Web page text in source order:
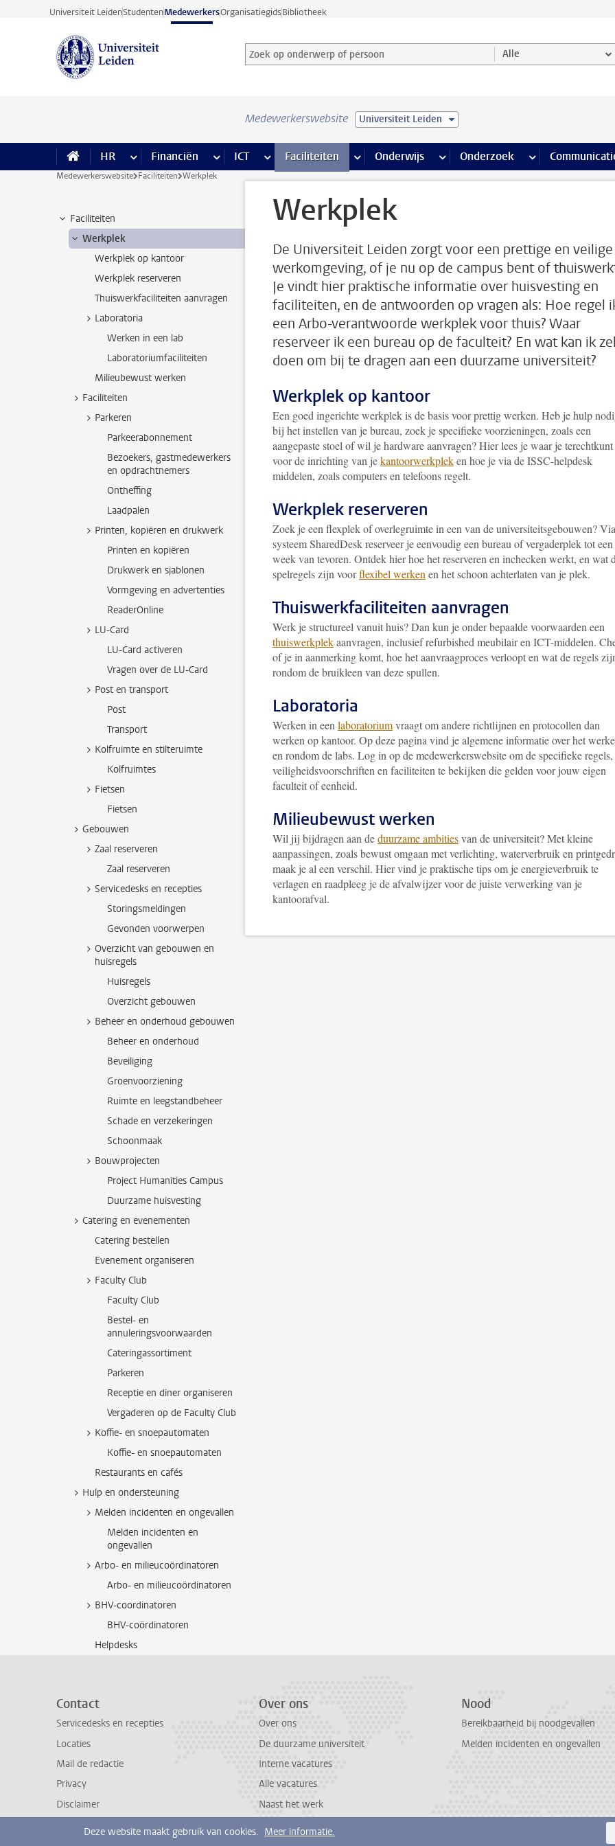
Ga direct naar de inhoud
Universiteit LeidenStudentenMedewerkersOrganisatiegidsBibliotheek
Zoek op onderwerp of persoon en selecteer categorie
Zoekterm Alle
Medewerkerswebsite Universiteit Leiden
HR meer HR pagina’s
Financiën meer Financiën pagina’s
ICT meer ICT pagina’s
Faciliteiten meer Faciliteiten pagina’s
Onderwijs meer Onderwijs pagina’s
Onderzoek meer Onderzoek
Medewerkerswebsite Faciliteiten Werkplek
Faciliteiten
Werkplek
Werkplek op kantoor
Werkplek reserveren
Thuiswerkfaciliteiten aanvragen
Laboratoria
Werken in een lab
Laboratoriumfaciliteiten
Milieubewust werken
Faciliteiten
Parkeren
Parkeerabonnement
Bezoekers, gastmedewerkers
en opdrachtnemers
Ontheffing
Laadpalen
Printen, kopiëren en drukwerk
Printen en kopiëren
Drukwerk en sjablonen
Vormgeving en advertenties
ReaderOnline
LU-Card
LU-Card activeren
Vragen over de LU-Card
Post en transport
Post
Transport
Kolfruimte en stilteruimte
Kolfruimtes
Fietsen
Fietsen
Gebouwen
Zaal reserveren
Zaal reserveren
Servicedesks en recepties
Storingsmeldingen
Gevonden voorwerpen
Overzicht van gebouwen en
huisregels
Huisregels
Overzicht gebouwen
Beheer en onderhoud gebouwen
Beheer en onderhoud
Beveiliging
Groenvoorziening
Ruimte en leegstandbeheer
Schade en verzekeringen
Schoonmaak
Bouwprojecten
Project Humanities Campus
Duurzame huisvesting
Catering en evenementen
Catering bestellen
Evenement organiseren
Faculty Club
Faculty Club
Bestel- en
annuleringsvoorwaarden
Cateringassortiment
Parkeren
Receptie en diner organiseren
Vergaderen op de Faculty Club
Koffie- en snoepautomaten
Koffie- en snoepautomaten
Restaurants en cafés
Hulp en ondersteuning
Melden incidenten en ongevallen
Melden incidenten en
ongevallen
Arbo- en milieucoördinatoren
Arbo- en milieucoördinatoren
BHV-coordinatoren
BHV-coördinatoren
Helpdesks
Werkplek
De Universiteit Leiden zorgt voor een prettige en veilige
werkomgeving, of je nu op de campus bent of
Je vindt hier praktische informatie over huisvesting en
faciliteiten, en de antwoorden op vragen als: Hoe regel
een Arbo-verantwoorde werkplek voor thuis? Waar
reserveer ik een bureau op de faculteit? En wat kan ik
doen om bij te dragen aan een duurzame universiteit?
Werkplek op kantoor
Een goed ingerichte werkplek is de basis voor prettig werken. Heb je hulp
bij het instellen van je bureau, zoek je specifieke voorzieningen, zoals een
aangepaste stoel of wil je hardware aanvragen? Hier lees je waar je terechtkunt
voor de inrichting van jekantoorwerkpleken hoe je via de ISSC-helpdesk
middelen, zoals computers en telefoons regelt.
Werkplek reserveren
Zoek je een flexplek of overlegruimte in een van de universiteitsgebouwen?
systeem SharedDesk reserveer je eenvoudig een bureau of vergaderplek tot een
week van tevoren. Ontdek hier hoe het reserveren en inchecken werkt, en wat
spelregels zijn voorflexibel werken en het schoon achterlaten van je plek.
Thuiswerkfaciliteiten aanvragen
Werk je structureel vanuit huis? Dan kun je onder bepaalde voorwaarden een
thuiswerkplekaanvragen, inclusief refurbished meubilair en ICT-middelen.
of je in aanmerking komt, hoe het aanvraagproces verloopt en wat de regels
rondom de bruikleen van deze spullen.
Laboratoria
Werken in een laboratoriumvraagt om andere richtlijnen en protocollen dan
werken op kantoor. Op deze pagina vind je algemene informatie over het
en rondom de labs. Log in op de medewerkerswebsite om de specifieke regels,
veiligheidsvoorschriften en faciliteiten te bekijken die gelden voor jouw eigen
faculteit of eenheid.
Milieubewust werken
Wil jij bijdragen aan deduurzame ambitiesvan de universiteit? Met kleine
aanpassingen, zoals bewust omgaan met verlichting, waterverbruik en
maak je al een verschil. Hier vind je praktische tips om je energieverbruik te
verlagen en raadpleeg je de afvalwijzer voor de juiste verwerking van je
kantoorafval.
Contact
Servicedesks en recepties
Locaties
Mail de redactie
Privacy
Disclaimer
Over ons
Over ons
De duurzame universiteit
Interne vacatures
Alle vacatures
Naast het werk
Nood
Bereikbaarheid bij noodgevallen
Melden incidenten en ongevallen
Deze website maakt gebruik van cookies. Meer informatie.